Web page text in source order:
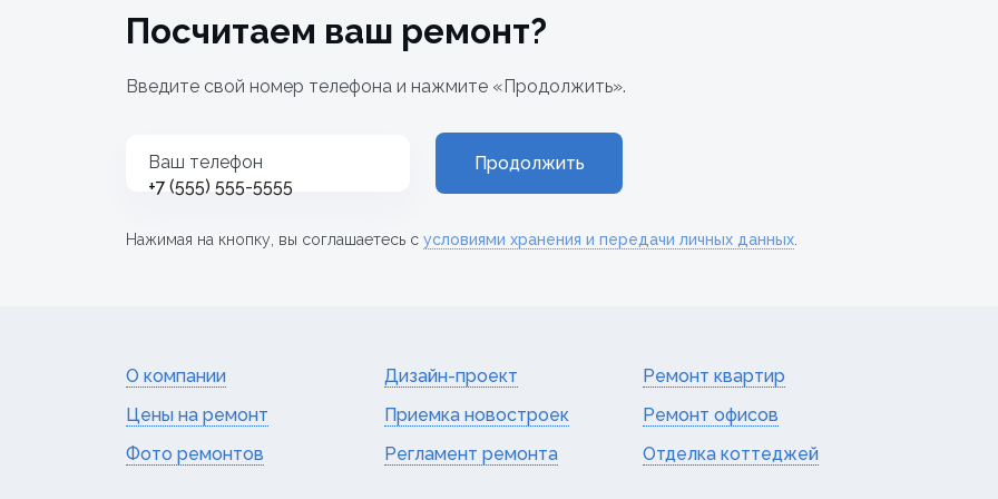
Посчитаем ваш ремонт?
Введите свой номер телефона и нажмите «Продолжить».
Ваш телефон
+7
Продолжить
Нажимая на кнопку, вы соглашаетесь с условиями хранения и передачи личных данных
О компании
Цены на ремонт
Фото ремонтов
Дизайн-проект
Приемка новостроек
Регламент ремонта
Ремонт квартир
Ремонт офисов
Отделка коттеджей